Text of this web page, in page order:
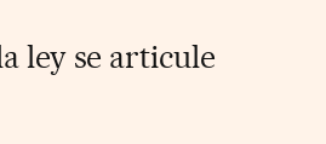
ley se articule